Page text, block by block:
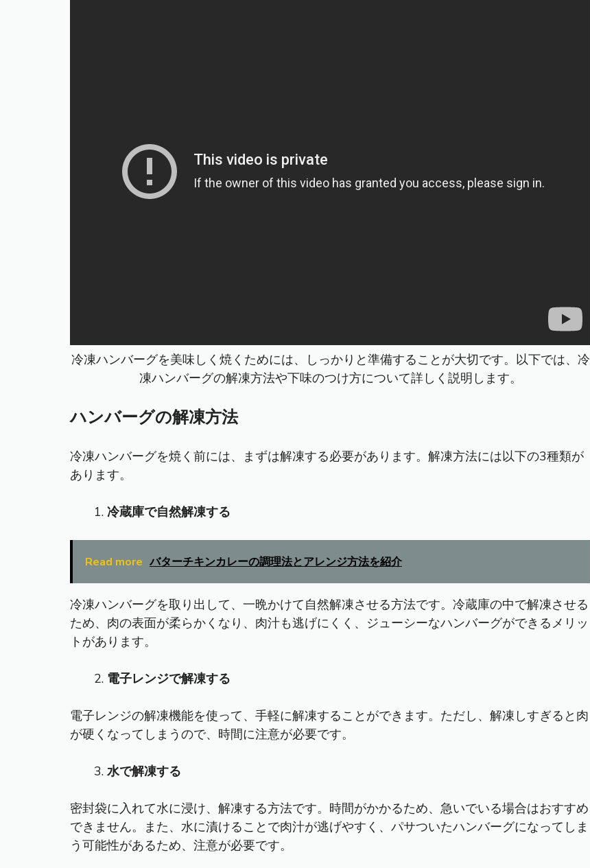
冷凍ハンバーグを美味しく焼くためには、しっかりと準備することが大切です。以下では、冷
凍ハンバーグの解凍方法や下味のつけ方について詳しく説明します。
ハンバーグの解凍方法
冷凍ハンバーグを焼く前には、まずは解凍する必要があります。解凍方法には以下の3種類が
あります。
冷蔵庫で自然解凍する
Read more バターチキンカレーの調理法とアレンジ方法を紹介
冷凍ハンバーグを取り出して、一晩かけて自然解凍させる方法です。冷蔵庫の中で解凍させる
ため、肉の表面が柔らかくなり、肉汁も逃げにくく、ジューシーなハンバーグができるメリッ
トがあります。
電子レンジで解凍する
電子レンジの解凍機能を使って、手軽に解凍することができます。ただし、解凍しすぎると肉
が硬くなってしまうので、時間に注意が必要です。
水で解凍する
密封袋に入れて水に浸け、解凍する方法です。時間がかかるため、急いでいる場合はおすすめ
できません。また、水に漬けることで肉汁が逃げやすく、パサついたハンバーグになってしま
う可能性があるため、注意が必要です。